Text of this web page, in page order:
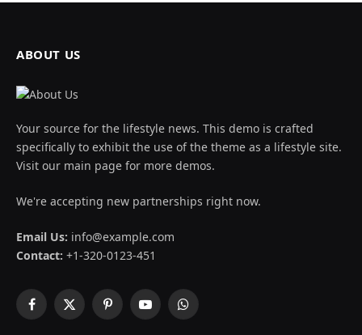
ABOUT US
Your source for the lifestyle news. This demo is crafted
specifically to exhibit the use of the theme as a lifestyle site.
Visit our main page for more demos.
We're accepting new partnerships right now.
Email Us: info@example.com
Contact: +1-320-0123-451
Facebook
X
PinterestYouTubeWhatsApp